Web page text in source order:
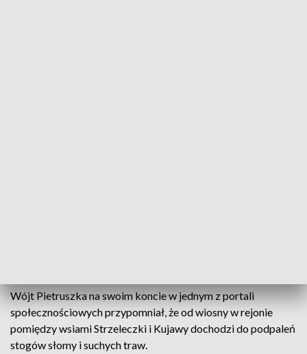
Wójt Pietruszka na swoim koncie w jednym z portali
społecznościowych przypomniał, że od wiosny w rejonie
pomiędzy wsiami Strzeleczki i Kujawy dochodzi do podpaleń
stogów słomy i suchych traw.